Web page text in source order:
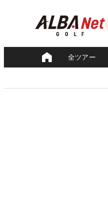
全ツアー